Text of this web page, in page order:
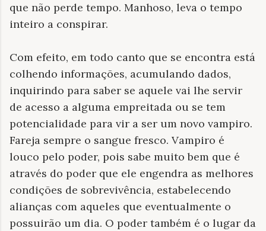
que não perde tempo. Manhoso, leva o tempo
inteiro a conspirar.
Com efeito, em todo canto que se encontra está
colhendo informações, acumulando dados,
inquirindo para saber se aquele vai lhe servir
de acesso a alguma empreitada ou se tem
potencialidade para vir a ser um novo vampiro.
Fareja sempre o sangue fresco. Vampiro é
louco pelo poder, pois sabe muito bem que é
através do poder que ele engendra as melhores
condições de sobrevivência, estabelecendo
alianças com aqueles que eventualmente o
possuirão um dia. O poder também é o lugar da